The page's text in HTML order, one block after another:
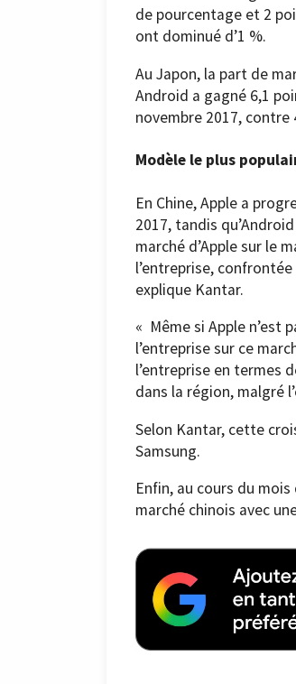
de pourcentage et 2
ont dominué d’1 %.
Au Japon, la part de
Android a gagné 6,1
novembre 2017, contre
Modèle le plus
En Chine, Apple a
2017, tandis
marché d’Apple sur le
l’entreprise,
explique Kantar.
« Même si Apple n’est
l’entreprise sur ce
l’entreprise en termes
dans la région, malgré
Selon Kantar, cette
Samsung.
Enfin, au cours du mois
marché chinois avec